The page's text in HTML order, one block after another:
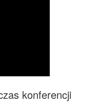
konferencji